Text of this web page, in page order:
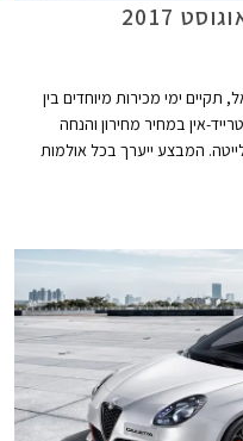
2017
ימי מכירות מיוחדים בין
טרייד-אין במחיר מחירון והנחה
המבצע ייערך בכל אולמות